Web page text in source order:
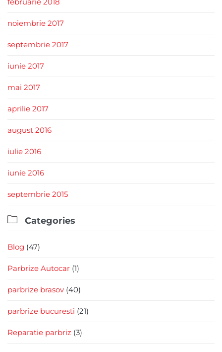
noiembrie 2017
septembrie 2017
iunie 2017
mai 2017
aprilie 2017
august 2016
iulie 2016
iunie 2016
septembrie 2015
 Categories
Blog (47)
Parbrize Autocar (1)
parbrize brasov (40)
parbrize bucuresti (21)
Reparatie parbriz (3)